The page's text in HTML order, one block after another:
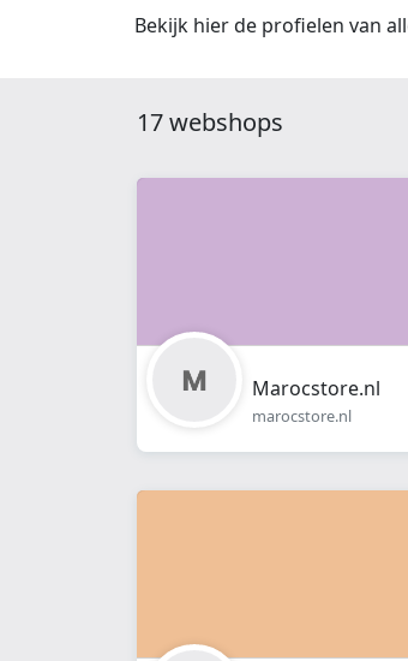
Bekijk hier de profielen van
17 webshops
Marocstore.nl
marocstore.nl